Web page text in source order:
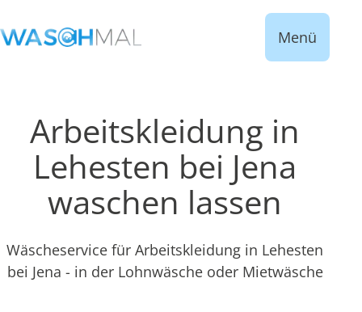
Menü
Arbeitskleidung in
Lehesten bei Jena
waschen lassen
Wäscheservice für Arbeitskleidung in Lehesten
bei Jena - in der Lohnwäsche oder Mietwäsche